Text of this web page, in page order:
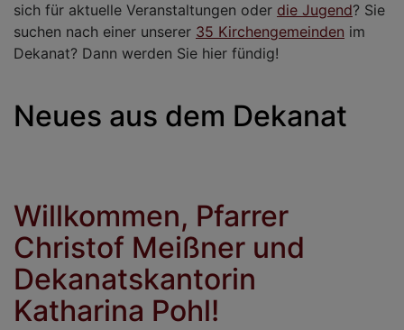
sich für aktuelle Veranstaltungen oder die Jugend? Sie
suchen nach einer unserer 35 Kirchengemeinden im
Dekanat? Dann werden Sie hier fündig!
Neues aus dem Dekanat
Willkommen, Pfarrer
Christof Meißner und
Dekanatskantorin
Katharina Pohl!